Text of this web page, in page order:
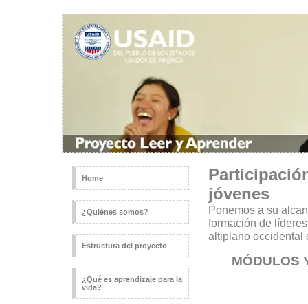
Home
¿Quiénes somos?
Estructura del proyecto
¿Qué es aprendizaje para la
vida?
jóvenes
Ponemos a su
formación de
altiplano occidental
MÓDULOS